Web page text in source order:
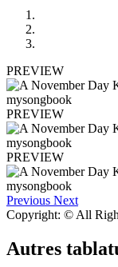
PREVIEW
PREVIEW
PREVIEW
Previous Next
Copyright: © All
Autres